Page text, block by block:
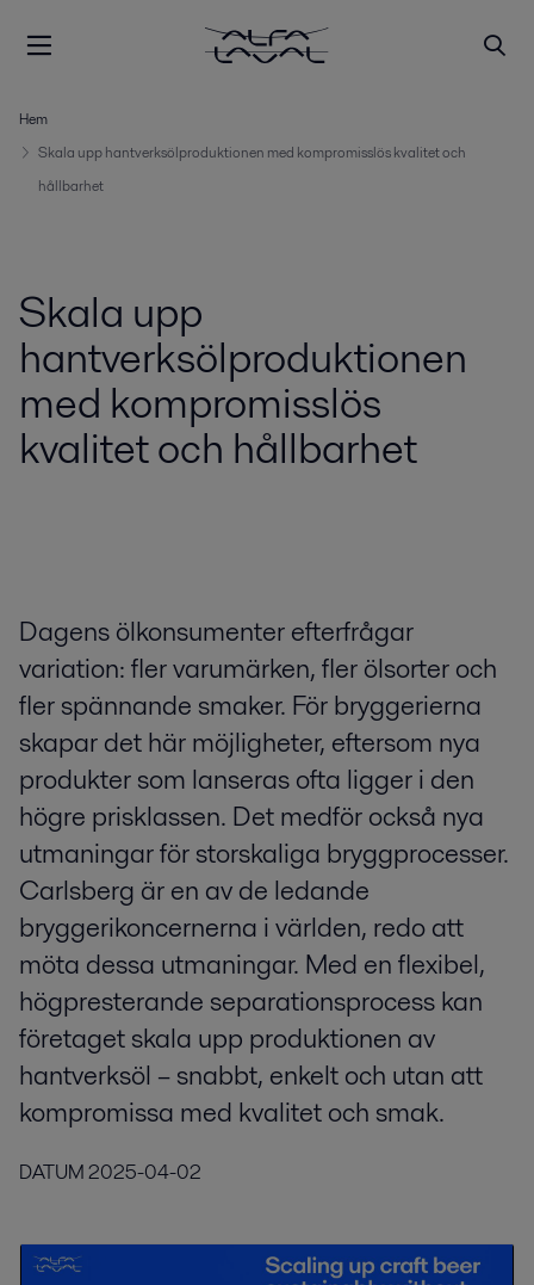
Hem
Skala upp hantverksölproduktionen med kompromisslös kvalitet och
hållbarhet
Skala upp
hantverksölproduktionen
med kompromisslös
kvalitet och hållbarhet
Dagens ölkonsumenter efterfrågar
variation: fler varumärken, fler ölsorter och
fler spännande smaker. För bryggerierna
skapar det här möjligheter, eftersom nya
produkter som lanseras ofta ligger i den
högre prisklassen. Det medför också nya
utmaningar för storskaliga bryggprocesser.
Carlsberg är en av de ledande
bryggerikoncernerna i världen, redo att
möta dessa utmaningar. Med en flexibel,
högpresterande separationsprocess kan
företaget skala upp produktionen av
hantverksöl – snabbt, enkelt och utan att
kompromissa med kvalitet och smak.
DATUM2025-04-02